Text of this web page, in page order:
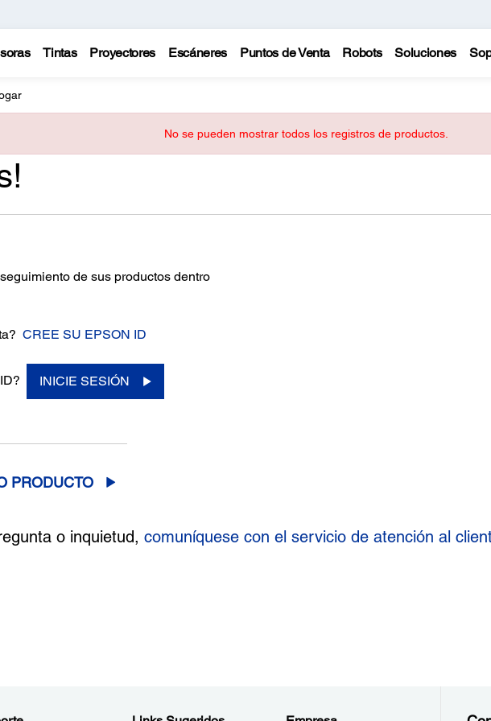
Tintas Proyectores Escáneres Puntos de Venta Robots Soluciones
No se pueden mostrar todos los registros de productos.
de sus productos dentro
CREE SU EPSON ID
INICIE SESIÓN
PRODUCTO
o inquietud,comuníquese con el servicio de atención al